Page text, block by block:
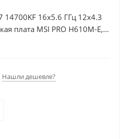
14700KF 16x5.6 ГГц 12x4.3
плата MSI PRO H610M-E,
16Гб, Память DDR4 64Gb,
Нашли дешевле?